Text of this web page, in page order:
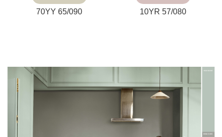
70YY 65/090 10YR 57/080